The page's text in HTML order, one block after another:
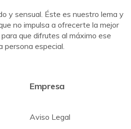
y sensual. Éste es nuestro lema y
no impulsa a ofrecerte la mejor
que difrutes al máximo ese
persona especial.
Empresa
Aviso Legal